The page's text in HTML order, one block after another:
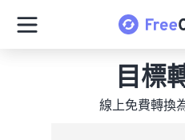
目標
線上免費轉換